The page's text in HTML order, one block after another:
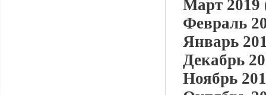
Март 2019
Февраль
Январь
Декабрь
Ноябрь